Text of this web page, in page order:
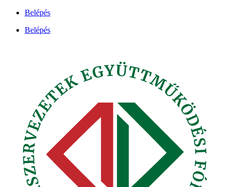
Ugrás
tartalomhoz
Belépés
Belépés